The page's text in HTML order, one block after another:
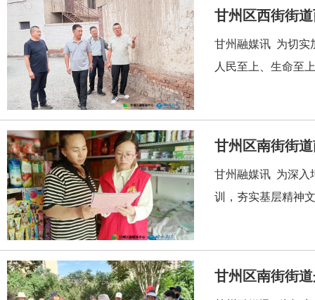
甘州区西街街
甘州融媒讯 为切实
人民至上、生命至
甘州融媒讯 为深入
训，夯实基层精神
甘州区南街街